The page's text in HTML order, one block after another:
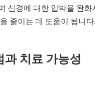
신경에 대한 압박을 완화
줄이는 데 도움이 됩니다.
과 치료 가능성